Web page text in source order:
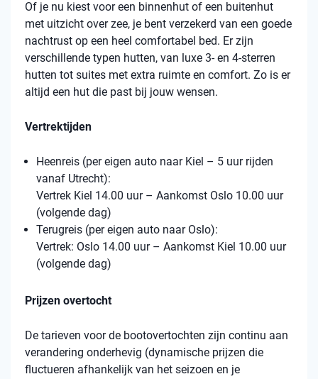
Of je nu kiest voor een binnenhut of een buitenhut
met uitzicht over zee, je bent verzekerd van een goede
nachtrust op een heel comfortabel bed. Er zijn
verschillende typen hutten, van luxe 3- en 4-sterren
hutten tot suites met extra ruimte en comfort. Zo is er
altijd een hut die past bij jouw wensen.
Vertrektijden
Heenreis (per eigen auto naar Kiel – 5 uur rijden
vanaf Utrecht):
Vertrek Kiel 14.00 uur – Aankomst Oslo 10.00 uur
(volgende dag)
Terugreis (per eigen auto naar Oslo):
Vertrek: Oslo 14.00 uur – Aankomst Kiel 10.00 uur
(volgende dag)
Prijzen overtocht
De tarieven voor de bootovertochten zijn continu aan
verandering onderhevig (dynamische prijzen die
fluctueren afhankelijk van het seizoen en je